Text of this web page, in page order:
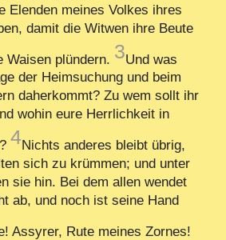
Elenden meines Volkes ihres
damit die Witwen ihre Beute
Waisen plündern. 3Und was
der Heimsuchung und beim
daherkommt? Zu wem sollt ihr
wohin eure Herrlichkeit in
4Nichts anderes bleibt übrig,
sich zu krümmen; und unter
sie hin. Bei dem allen wendet
ab, und noch ist seine Hand
Assyrer, Rute meines Zornes!